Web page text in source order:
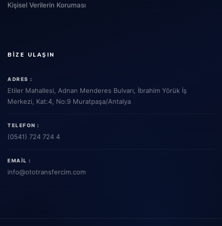
Kişisel Verilerin Koruması
BIZE ULAŞIN
ADRES :
Etiler Mahallesi, Adnan Menderes Bulvarı, İbrahim Yörük İş
Merkezi, Kat:4, No:9 Muratpaşa/Antalya
TELEFON :
(0541) 724 724 4
EMAIL :
info@ototransfercim.com